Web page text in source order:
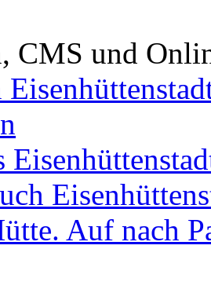
CMS und
Auf nach